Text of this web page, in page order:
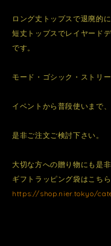
ロング丈トップスで退廃的
短丈トップスでレイヤード
です。
モード・ゴシック・ストリ
イベントから普段使いまで
是非ご注文ご検討下さい。
大切な方への贈り物にも是非
ギフトラッピング袋はこち
https://shop.nier.tokyo/